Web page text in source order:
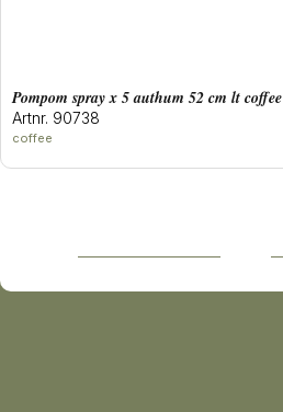
pompom spray x 5 authum 52 cm lt coffee
Artnr. 90738
coffee